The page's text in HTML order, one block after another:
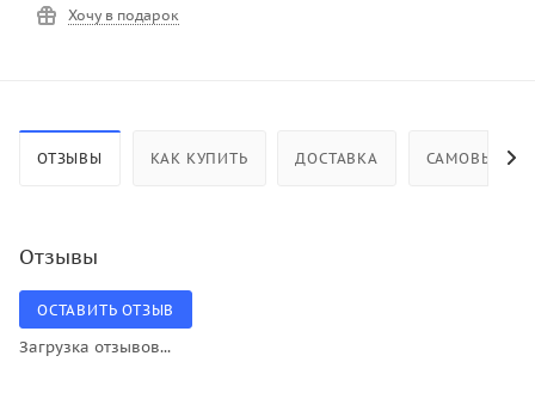
Хочу в подарок
ОТЗЫВЫ КАК КУПИТЬ ДОСТАВКА САМОВЫВОЗ
Отзывы
ОСТАВИТЬ ОТЗЫВ
Загрузка отзывов...